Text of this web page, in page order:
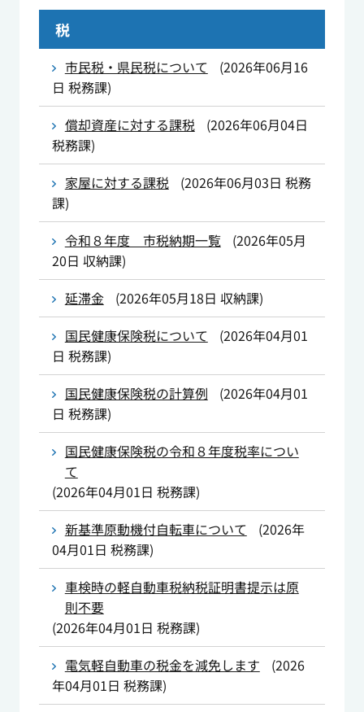
税
市民税・県民税について (2026年06月16
日 税務課)
償却資産に対する課税
(2026年06月04日
税務課)
家屋に対する課税
(2026年06月03日 税務
課)
令和８年度 市税納期一覧
(2026年05月
20日 収納課)
延滞金
(2026年05月18日 収納課)
国民健康保険税について
(2026年04月01
日 税務課)
国民健康保険税の計算例
(2026年04月01
日 税務課)
国民健康保険税の令和８年度税率につい
て
(2026年04月01日 税務課)
新基準原動機付自転車について
(2026年
04月01日 税務課)
車検時の軽自動車税納税証明書提示は原
則不要
(2026年04月01日 税務課)
電気軽自動車の税金を減免します
(2026
年04月01日 税務課)